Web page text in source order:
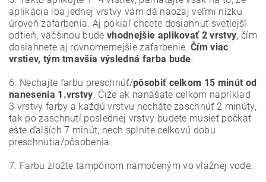
aplikácia iba jednej vrstvy vám dá naozaj veľmi nízku
úroveň zafarbenia. Aj pokiaľ chcete dosiahnuť svetlejší
odtieň, väčšinou budevhodnejšie aplikovať 2 vrstvy, čím
dosiahnete aj rovnomernejšie zafarbenie.Čím viac
vrstiev, tým tmavšia výsledná farba bude.
6. Nechajte farbu preschnúť/pôsobiť celkom 15 minút od
nanesenia 1.vrstvy. Čiže ak nanášate celkom napríklad
3 vrstvy farby a každú vrstvu necháte zaschnúť 2 minúty,
tak po zaschnutí poslednej vrstvy budete musieť počkať
ešte ďalších 7 minút, nech splníte celkovú dobu
preschnutia/pôsobenia.
7. Farbu zložte tampónom namočeným vo vlažnej vode.